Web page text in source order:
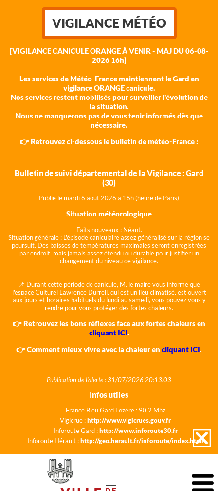
VIGILANCE MÉTÉO
[VIGILANCE CANICULE ORANGE À VENIR - MAJ DU 06-08-
2026 16h]
Les services de Météo-France maintiennent le Gard en
vigilance ORANGE canicule.
Nos services restent mobilisés pour surveiller l'évolution de
la situation.
Nous ne manquerons pas de vous tenir informés dès que
nécessaire.
👉 Retrouvez ci-dessous le bulletin de météo-France :
Bulletin de suivi départemental de la Vigilance : Gard
(30)
Publié le mardi 6 août 2026 à 16h (heure de Paris)
Situation météorologique
Faits nouveaux : Néant.
Situation générale : L'épisode caniculaire assez généralisé sur la région se
poursuit. Des baisses de températures maximales seront enregistrées
par endroit, mais jamais assez étendu ou durable pour justifier un
changement du niveau de vigilance.
📌 Durant cette période de canicule, M. le maire vous informe que
l'espace Culturel Lawrence Durrell, qui est un lieu climatisé, est ouvert
aux jours et horaires habituels du lundi au samedi, vous pouvez vous y
rendre pour vous protéger des fortes chaleurs.
👉 Retrouvez les bons réflexes face aux fortes chaleurs en
cliquant ICI.
👉 Comment mieux vivre avec la chaleur en cliquant ICI.
Publication de l'alerte : 31/07/2026 20:13:03
Infos utiles
France Bleu Gard Lozère : 90.2 Mhz
Vigicrue :http://www.vigicrues.gouv.fr
Inforoute Gard :http://www.inforoute30.fr
Inforoute Hérault :http://geo.herault.fr/inforoute/index.html